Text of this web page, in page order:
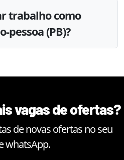
trabalho como
pessoa (PB)?
vagas de ofertas?
de novas ofertas no seu
whatsApp.